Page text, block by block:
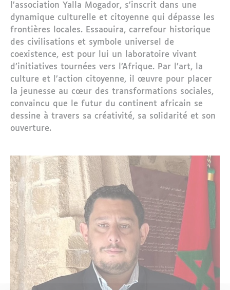
l’association Yalla Mogador, s’inscrit dans une
dynamique culturelle et citoyenne qui dépasse les
frontières locales. Essaouira, carrefour historique
des civilisations et symbole universel de
coexistence, est pour lui un laboratoire vivant
d’initiatives tournées vers l’Afrique. Par l’art, la
culture et l’action citoyenne, il œuvre pour placer
la jeunesse au cœur des transformations sociales,
convaincu que le futur du continent africain se
dessine à travers sa créativité, sa solidarité et son
ouverture.